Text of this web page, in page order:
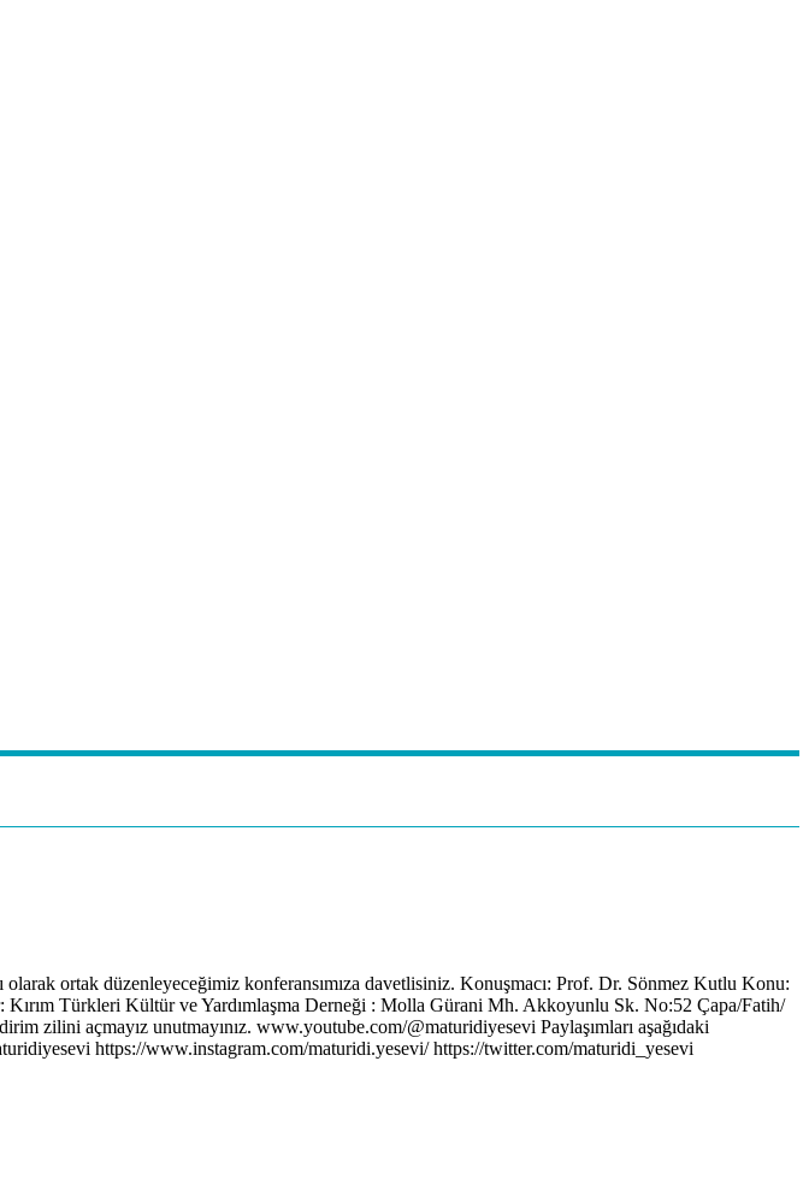
ortak düzenleyeceğimiz konferansımıza davetlisiniz. Konuşmacı: Prof. Dr. Sönmez Kutlu Konu:
Türkleri Kültür ve Yardımlaşma Derneği : Molla Gürani Mh. Akkoyunlu Sk. No:52 Çapa/Fatih/
zilini açmayız unutmayınız. www.youtube.com/@maturidiyesevi Paylaşımları aşağıdaki
https://www.instagram.com/maturidi.yesevi/ https://twitter.com/maturidi_yesevi